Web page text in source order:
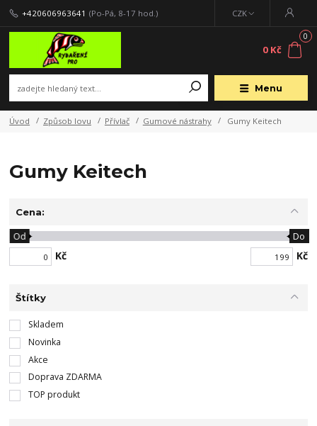
Menu
CZK
+420606963641 (Po-Pá, 8-17 hod.)
0
0 Kč
Úvod Způsob lovu Přívlač Gumové nástrahy Gumy Keitech
Gumy Keitech
Cena:
Kč
Od Do
Kč
Štítky
Skladem
Novinka
Akce
Doprava ZDARMA
TOP produkt